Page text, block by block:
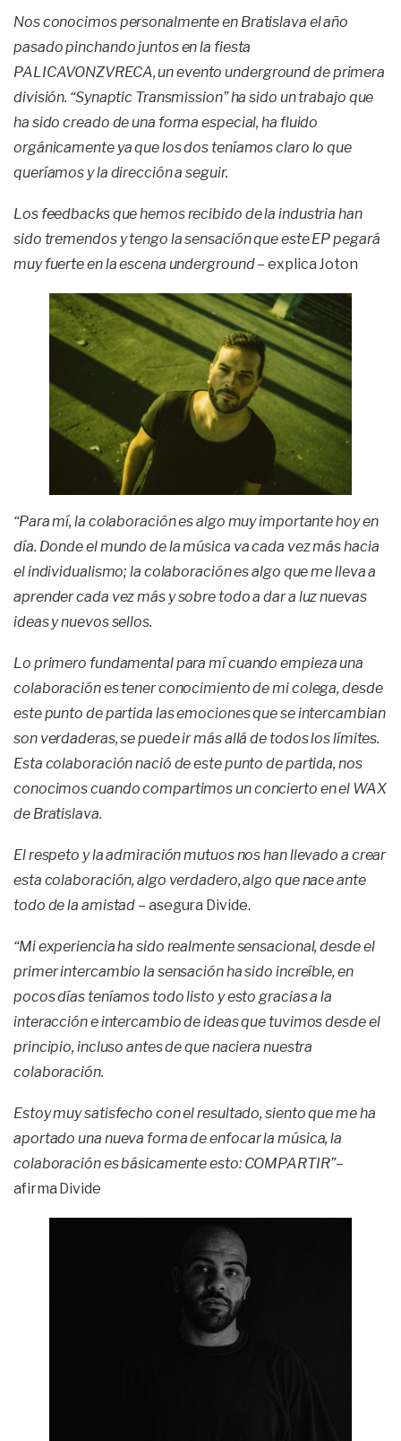
Nos conocimos personalmente en Bratislava el año
pasado pinchando juntos en la fiesta
PALICAVONZVRECA, un evento underground de primera
división. “Synaptic Transmission” ha sido un trabajo que
ha sido creado de una forma especial, ha fluido
orgánicamente ya que los dos teníamos claro lo que
queríamos y la dirección a seguir.
Los feedbacks que hemos recibido de la industria han
sido tremendos y tengo la sensación que este EP pegará
muy fuerte en la escena underground– explica Joton
“Para mí, la colaboración es algo muy importante hoy en
día. Donde el mundo de la música va cada vez más hacia
el individualismo; la colaboración es algo que me lleva a
aprender cada vez más y sobre todo a dar a luz nuevas
ideas y nuevos sellos.
Lo primero fundamental para mí cuando empieza una
colaboración es tener conocimiento de mi colega, desde
este punto de partida las emociones que se intercambian
son verdaderas, se puede ir más allá de todos los límites.
Esta colaboración nació de este punto de partida, nos
conocimos cuando compartimos un concierto en el WAX
de Bratislava.
El respeto y la admiración mutuos nos han llevado a crear
esta colaboración, algo verdadero, algo que nace ante
todo de la amistad – asegura Divide.
“Mi experiencia ha sido realmente sensacional, desde el
primer intercambio la sensación ha sido increíble, en
pocos días teníamos todo listo y esto gracias a la
interacción e intercambio de ideas que tuvimos desde el
principio, incluso antes de que naciera nuestra
colaboración.
Estoy muy satisfecho con el resultado, siento que me ha
aportado una nueva forma de enfocar la música, la
colaboración es básicamente esto: COMPARTIR”–
afirma Divide